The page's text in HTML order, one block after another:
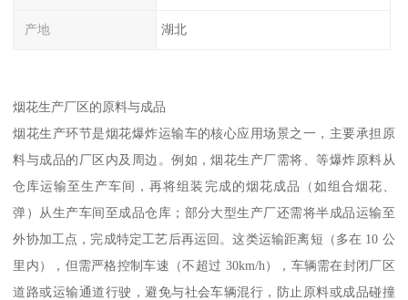
产地 湖北
烟花生产厂区的原料与成品​
烟花生产环节是烟花爆炸运输车的核心应用场景之一，主要承担原
料与成品的厂区内及周边。例如，烟花生产厂需将、等爆炸原料从
仓库运输至生产车间，再将组装完成的烟花成品（如组合烟花、
弹）从生产车间至成品仓库；部分大型生产厂还需将半成品运输至
外协加工点，完成特定工艺后再运回。这类运输距离短（多在 10 公
里内），但需严格控制车速（不超过 30km/h），车辆需在封闭厂区
道路或运输通道行驶，避免与社会车辆混行，防止原料或成品碰撞